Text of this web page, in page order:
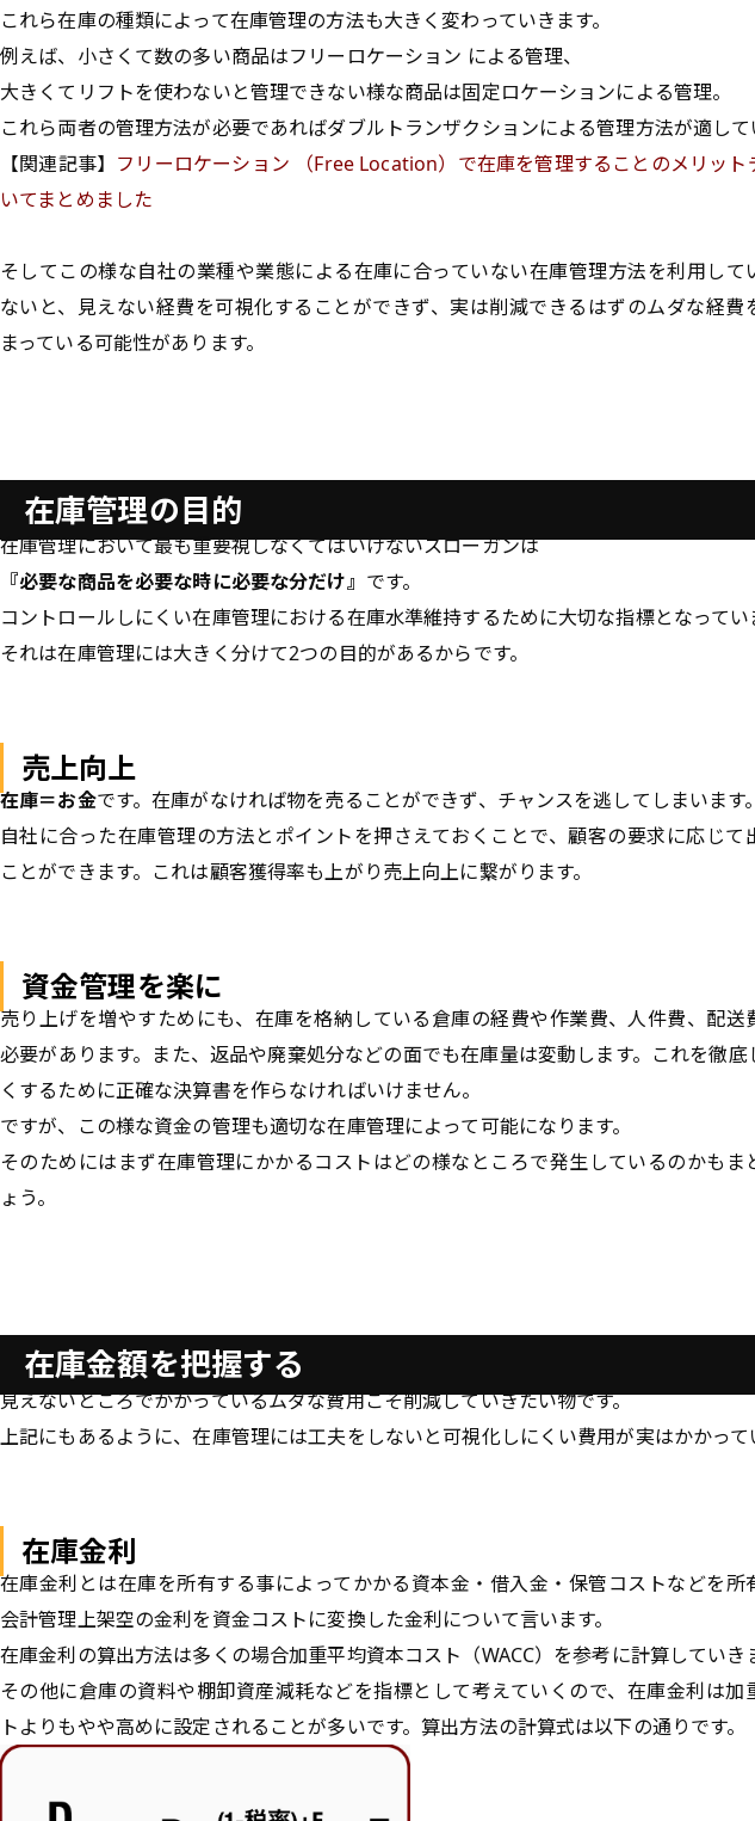
これら在庫の種類によって在庫管理の方法も大きく変わっていきます。
例えば、小さくて数の多い商品はフリーロケーション による管理、
大きくてリフトを使わないと管理できない様な商品は固定ロケーションによる管理。
これら両者の管理方法が必要であればダブルトランザクションによる管理方法が適して
【関連記事】 フリーロケーション （Free Location）で在庫を管理することのメリット
いてまとめました
そしてこの様な自社の業種や業態による在庫に合っていない在庫管理方法を利用して
ないと、見えない経費を可視化することができず、実は削減できるはずのムダな経費
まっている可能性があります。
在庫管理の目的
在庫管理において最も重要視しなくてはいけないスローガンは
『必要な商品を必要な時に必要な分だけ』 です。
コントロールしにくい在庫管理における在庫水準維持するために大切な指標となってい
それは在庫管理には大きく分けて2つの目的があるからです。
売上向上
在庫＝お金です。在庫がなければ物を売ることができず、チャンスを逃してしまいます。
自社に合った在庫管理の方法とポイントを押さえておくことで、顧客の要求に応じて
ことができます。これは顧客獲得率も上がり売上向上に繋がります。
資金管理を楽に
売り上げを増やすためにも、在庫を格納している倉庫の経費や作業費、人件費、配送
必要があります。また、返品や廃棄処分などの面でも在庫量は変動します。これを徹底
くするために正確な決算書を作らなければいけません。
ですが、この様な資金の管理も適切な在庫管理によって可能になります。
そのためにはまず在庫管理にかかるコストはどの様なところで発生しているのかもま
ょう。
在庫金額を把握する
見えないところでかかっているムダな費用こそ削減していきたい物です。
上記にもあるように、在庫管理には工夫をしないと可視化しにくい費用が実はかかって
在庫金利
在庫金利とは在庫を所有する事によってかかる資本金・借入金・保管コストなどを所
会計管理上架空の金利を資金コストに変換した金利について言います。
在庫金利の算出方法は多くの場合加重平均資本コスト（WACC）を参考に計算していき
その他に倉庫の資料や棚卸資産減耗などを指標として考えていくので、在庫金利は加
トよりもやや高めに設定されることが多いです。算出方法の計算式は以下の通りです。